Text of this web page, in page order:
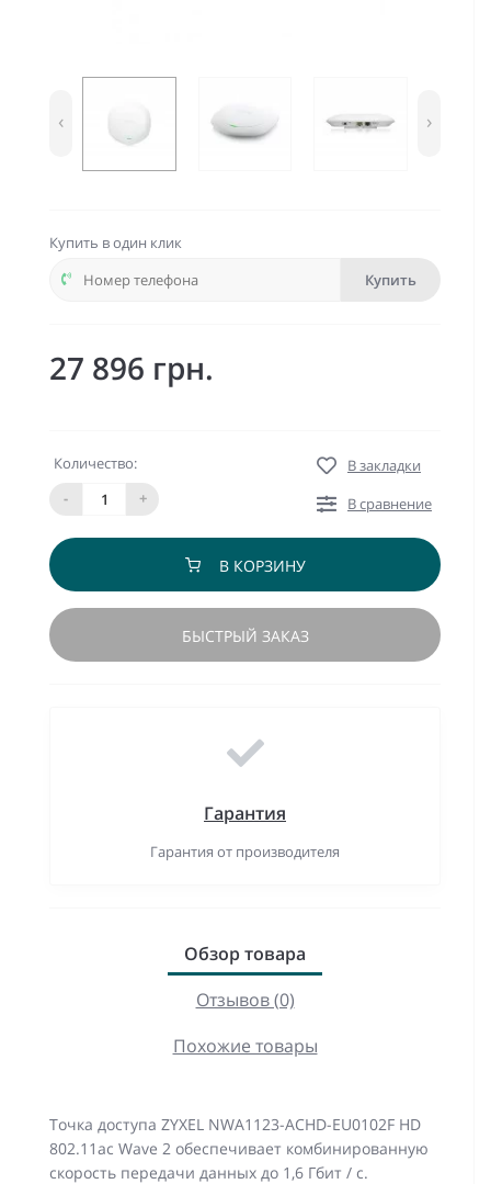
‹ ›
Купить в один клик
Купить
27 896 грн.
Количество:
-
+
В закладки
В сравнение
В КОРЗИНУ
БЫСТРЫЙ ЗАКАЗ
Гарантия
Гарантия от производителя
Обзор товара
Отзывов (0)
Похожие товары
Точка доступа ZYXEL NWA1123-ACHD-EU0102F HD
802.11ac Wave 2 обеспечивает комбинированную
скорость передачи данных до 1,6 Гбит / с.